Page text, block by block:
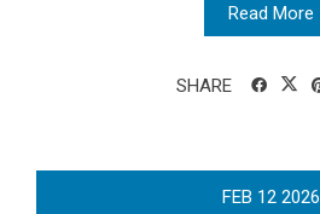
Read More
SHARE
FEB 12 2026